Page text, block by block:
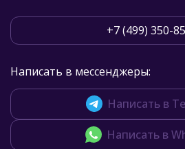
+7 (499) 350-
Написать в мессенджеры:
Написать в
Написать в